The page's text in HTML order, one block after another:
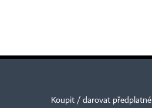
Koupit / darovat předplatné